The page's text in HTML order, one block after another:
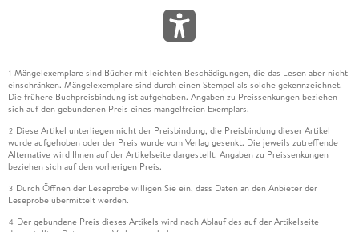
1 Mängelexemplare sind Bücher mit leichten Beschädigungen, die das Lesen aber nicht
einschränken. Mängelexemplare sind durch einen Stempel als solche gekennzeichnet.
Die frühere Buchpreisbindung ist aufgehoben. Angaben zu Preissenkungen beziehen
sich auf den gebundenen Preis eines mangelfreien Exemplars.
2 Diese Artikel unterliegen nicht der Preisbindung, die Preisbindung dieser Artikel
wurde aufgehoben oder der Preis wurde vom Verlag gesenkt. Die jeweils zutreffende
Alternative wird Ihnen auf der Artikelseite dargestellt. Angaben zu Preissenkungen
beziehen sich auf den vorherigen Preis.
3 Durch Öffnen der Leseprobe willigen Sie ein, dass Daten an den Anbieter der
Leseprobe übermittelt werden.
4 Der gebundene Preis dieses Artikels wird nach Ablauf des auf der Artikelseite